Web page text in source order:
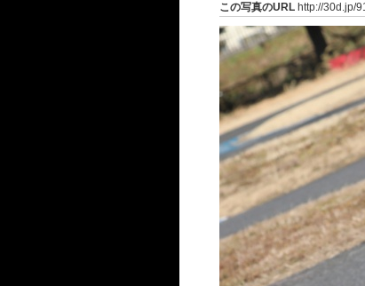
この写真のURL http://30d.jp/